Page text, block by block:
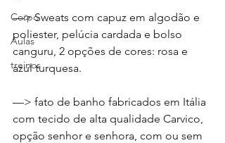
Corpo
Aulas
treinos
—> Sweats com capuz em algodão e
poliester, pelúcia cardada e bolso
canguru, 2 opções de cores: rosa e
azul turquesa.
—> fato de banho fabricados em Itália
com tecido de alta qualidade Carvico,
opção senhor e senhora, com ou sem